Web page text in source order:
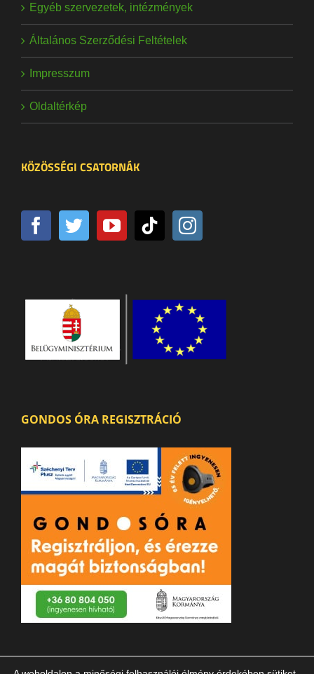
Egyéb szervezetek, intézmények
Általános Szerződési Feltételek
Impresszum
Oldaltérkép
KÖZÖSSÉGI CSATORNÁK
GONDOS ÓRA REGISZTRÁCIÓ